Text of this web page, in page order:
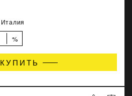
Италия
%
КУПИТЬ